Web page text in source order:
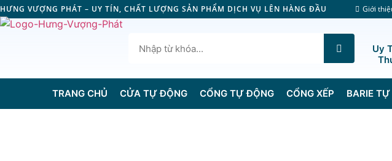
HƯNG VƯỢNG PHÁT – UY TÍN, CHẤT LƯỢNG SẢN PHẨM DỊCH VỤ LÊN HÀNG ĐẦU Giới
Uy
TRANG CHỦ CỬA TỰ ĐỘNG CỔNG TỰ ĐỘNG CỔNG XẾP BARIE